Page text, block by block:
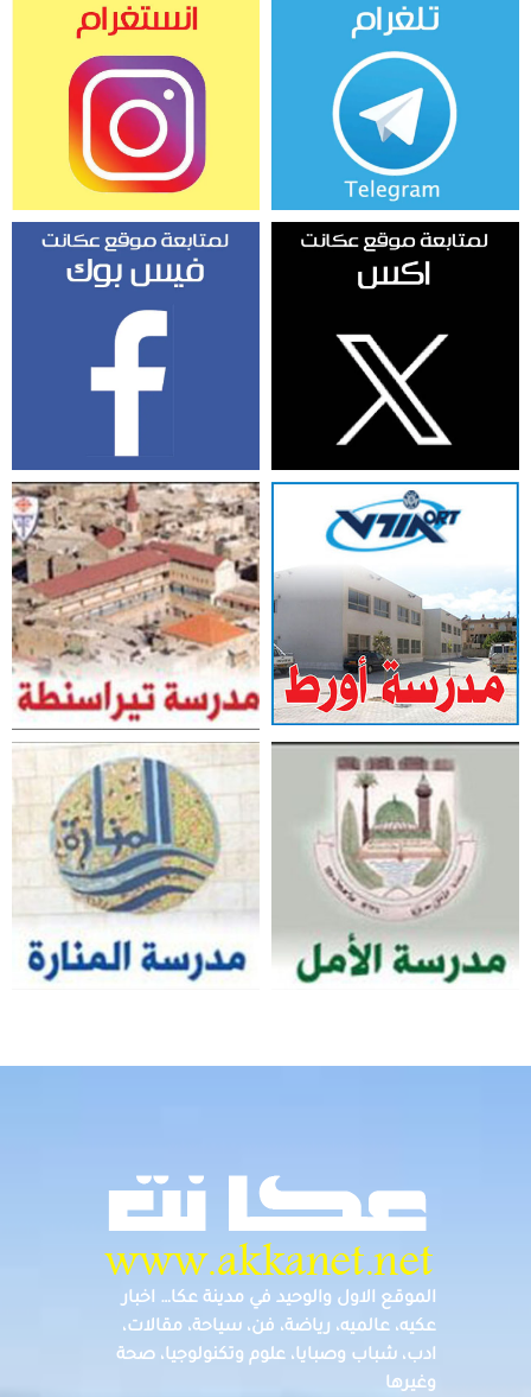
الموقع الاول والوحيد في مدينة عكا… اخبار
عكيه، عالميه، رياضة، فن، سياحة، مقالات،
ادب، شباب وصبايا، علوم وتكنولوجيا، صحة
وغيرها